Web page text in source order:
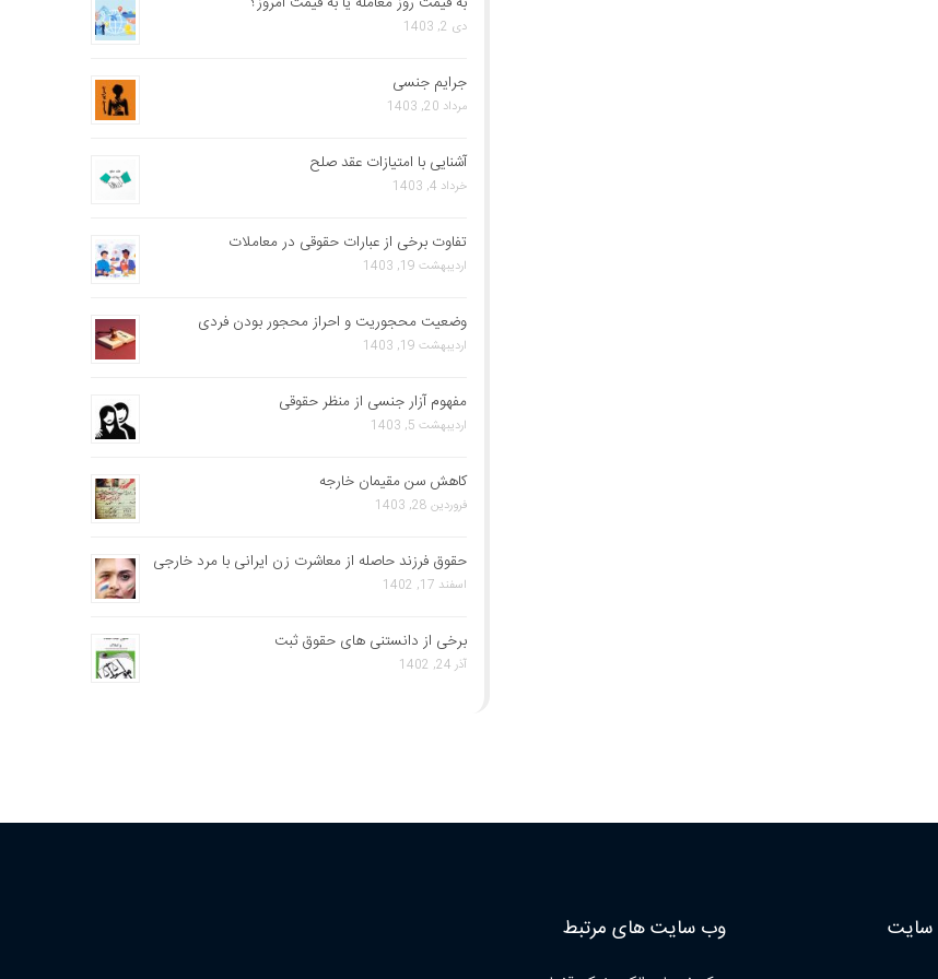
دی 2, 1403
جرایم جنسی
مرداد 20, 1403
آشنایی با امتیازات عقد صلح
خرداد 4, 1403
تفاوت برخی از عبارات حقوقی در معاملات
اردیبهشت 19, 1403
وضعیت محجوریت و احراز محجور بودن فردی
اردیبهشت 19, 1403
مفهوم آزار جنسی از منظر حقوقی
اردیبهشت 5, 1403
کاهش سن مقیمان خارجه
فروردین 28, 1403
حقوق فرزند حاصله از معاشرت زن ایرانی با مرد خارجی
اسفند 17, 1402
برخی از دانستنی های حقوق ثبت
آذر 24, 1402
وب سایت های مرتبط